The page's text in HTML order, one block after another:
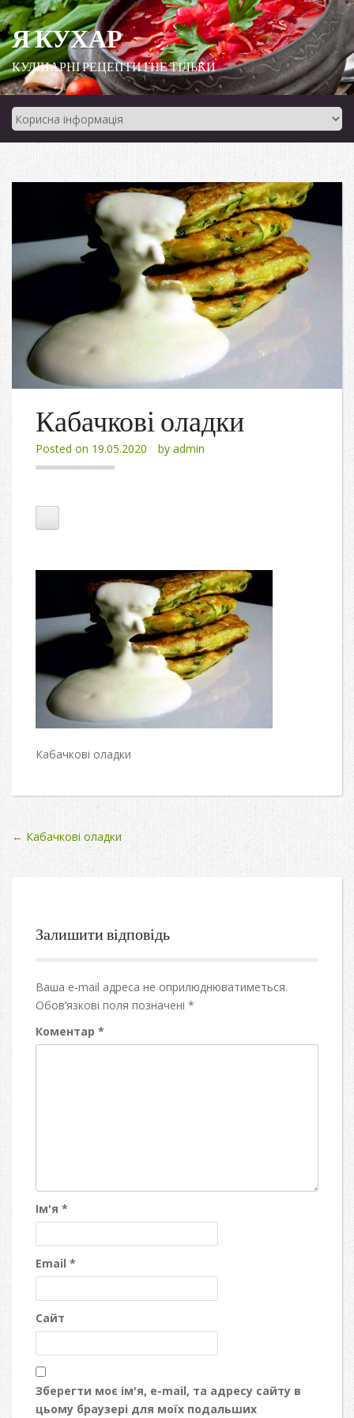
Я КУХАР
КУЛІНАРНІ РЕЦЕПТИ І НЕ ТІЛЬКИ
Кабачкові оладки
Posted on 19.05.2020 by admin
Кабачкові оладки
Post
navigation
← Кабачкові оладки
Залишити відповідь
Ваша e-mail адреса не оприлюднюватиметься.
Обов’язкові поля позначені *
Коментар *
Ім'я *
Email *
Сайт
Зберегти моє ім'я, e-mail, та адресу сайту в
цьому браузері для моїх подальших